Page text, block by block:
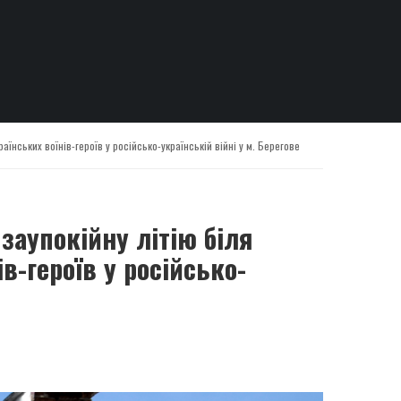
воїнів-героїв у російсько-українській війні у м. Берегове
літію біля
героїв у російсько-